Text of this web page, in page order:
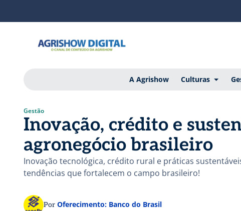
A Agrishow Culturas
Gestão
Inovação, crédito e
agronegócio brasileiro
Inovação tecnológica, crédito rural e práticas
tendências que fortalecem o campo brasileiro!
Por Oferecimento: Banco do Brasil